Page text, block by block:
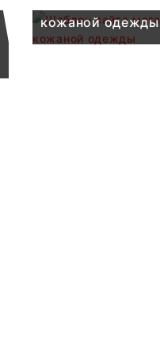
кожаной одежды